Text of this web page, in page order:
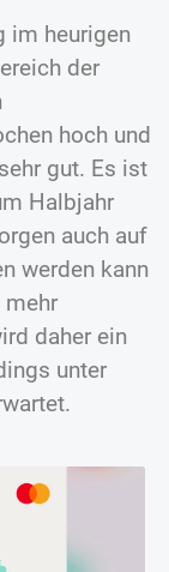
im heurigen
der
hoch und
gut. Es ist
Halbjahr
auch auf
werden kann
mehr
daher ein
unter